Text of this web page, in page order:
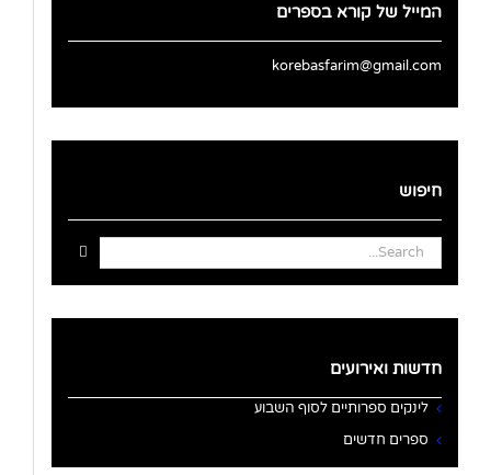
המייל של קורא בספרים
korebasfarim@gmail.com
חיפוש
Search
for:
חדשות ואירועים
לינקים ספרותיים לסוף השבוע
ספרים חדשים